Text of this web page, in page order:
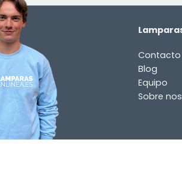
Contacto
Blog
Equipo
Sobre